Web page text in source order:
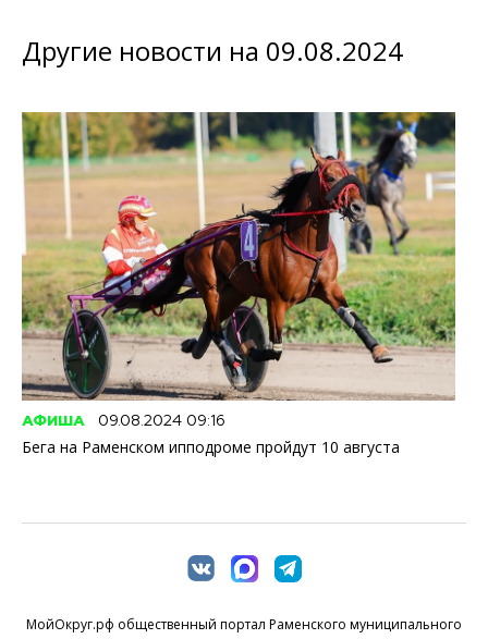
Другие новости на 09.08.2024
АФИША 09.08.2024 09:16
Бега на Раменском ипподроме пройдут 10 августа
МойОкруг.рф общественный портал Раменского муниципального